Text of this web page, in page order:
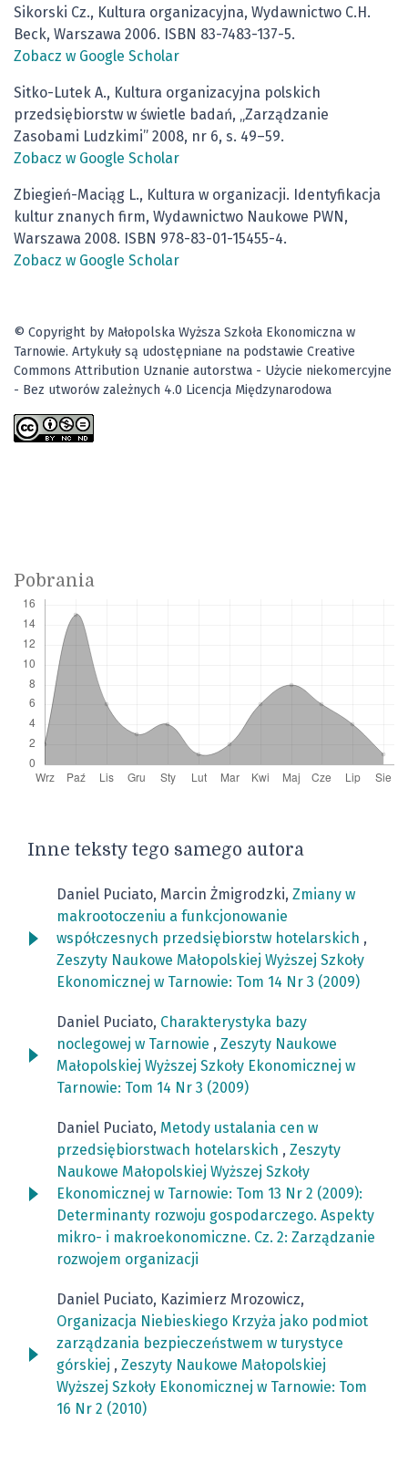
Sikorski Cz., Kultura organizacyjna, Wydawnictwo C.H.
Beck, Warszawa 2006. ISBN 83-7483-137-5.
Zobacz w Google Scholar
Sitko-Lutek A., Kultura organizacyjna polskich
przedsiębiorstw w świetle badań, „Zarządzanie
Zasobami Ludzkimi” 2008, nr 6, s. 49–59.
Zobacz w Google Scholar
Zbiegień-Maciąg L., Kultura w organizacji. Identyfikacja
kultur znanych firm, Wydawnictwo Naukowe PWN,
Warszawa 2008. ISBN 978-83-01-15455-4.
Zobacz w Google Scholar
© Copyright by Małopolska Wyższa Szkoła Ekonomiczna w
Tarnowie. Artykuły są udostępniane na podstawie Creative
Commons Attribution Uznanie autorstwa - Użycie niekomercyjne
- Bez utworów zależnych 4.0 Licencja Międzynarodowa
Pobrania
Inne teksty tego samego autora
Daniel Puciato, Marcin Żmigrodzki, Zmiany w
makrootoczeniu a funkcjonowanie
współczesnych przedsiębiorstw hotelarskich ,
Zeszyty Naukowe Małopolskiej Wyższej Szkoły
Ekonomicznej w Tarnowie: Tom 14 Nr 3 (2009)
Daniel Puciato, Charakterystyka bazy
noclegowej w Tarnowie , Zeszyty Naukowe
Małopolskiej Wyższej Szkoły Ekonomicznej w
Tarnowie: Tom 14 Nr 3 (2009)
Daniel Puciato, Metody ustalania cen w
przedsiębiorstwach hotelarskich , Zeszyty
Naukowe Małopolskiej Wyższej Szkoły
Ekonomicznej w Tarnowie: Tom 13 Nr 2 (2009):
Determinanty rozwoju gospodarczego. Aspekty
mikro- i makroekonomiczne. Cz. 2: Zarządzanie
rozwojem organizacji
Daniel Puciato, Kazimierz Mrozowicz,
Organizacja Niebieskiego Krzyża jako podmiot
zarządzania bezpieczeństwem w turystyce
górskiej , Zeszyty Naukowe Małopolskiej
Wyższej Szkoły Ekonomicznej w Tarnowie: Tom
16 Nr 2 (2010)